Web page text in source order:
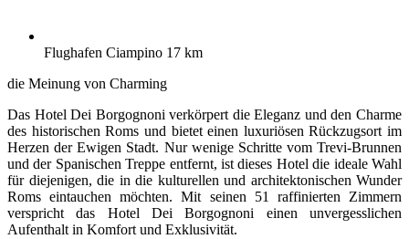
Flughafen Ciampino 17 km
die Meinung von Charming
Das Hotel Dei Borgognoni verkörpert die Eleganz und den Charme
des historischen Roms und bietet einen luxuriösen Rückzugsort im
Herzen der Ewigen Stadt. Nur wenige Schritte vom Trevi-Brunnen
und der Spanischen Treppe entfernt, ist dieses Hotel die ideale Wahl
für diejenigen, die in die kulturellen und architektonischen Wunder
Roms eintauchen möchten. Mit seinen 51 raffinierten Zimmern
verspricht das Hotel Dei Borgognoni einen unvergesslichen
Aufenthalt in Komfort und Exklusivität.